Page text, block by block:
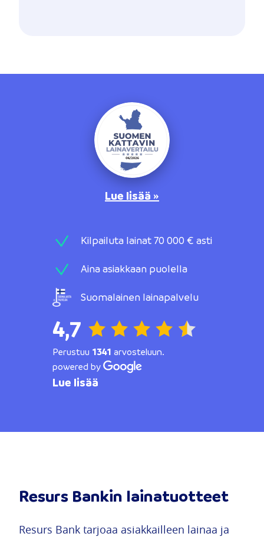
Lue lisää »
Kilpailuta lainat 70 000 € asti
Aina asiakkaan puolella
Suomalainen lainapalvelu
4,7
Perustuu 1341 arvosteluun.
powered by
Lue lisää
Resurs Bankin lainatuotteet
Resurs Bank tarjoaa asiakkailleen lainaa ja